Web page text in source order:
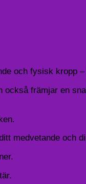
och fysisk kropp
främjar en
medvetande och